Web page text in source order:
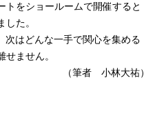
トをショールームで開催すると
た。
次はどんな一手で関心を集める
ません。
（筆者 小林大祐）